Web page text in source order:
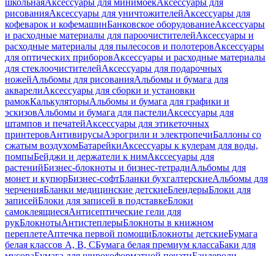
школьнаяАксессуары для минимоекАксессуары для
рисованияАксессуары для уничтожителейАксессуары для
кофеварок и кофемашинБанковское оборудованиеАксессуары
и расходные материалы для пароочистителейАксессуары и
расходные материалы для пылесосов и полотеровАксессуары
для оптических приборовАксессуары и расходные материалы
для стеклоочистителейАксессуары для подарочных
ножейАльбомы для рисованияАльбомы и бумага для
акварелиАксессуары для сборки и установки
рамокКалькуляторыАльбомы и бумага для графики и
эскизовАльбомы и бумага для пастелиАксессуары для
штампов и печатейАксессуары для этикеточных
принтеровАнтивирусыАэрогрили и электропечиБаллоны со
сжатым воздухомБатарейкиАксессуары к кулерам для воды,
помпыБейджи и держатели к нимАкссесуары для
растенийБизнес-блокноты и бизнес-тетрадиАльбомы для
монет и купюрБизнес-софтБланки бухгалтерскиеАльбомы для
черченияБланки медицинские детскиеБлендерыБлоки для
записейБлоки для записей в подставкеБлоки
самоклеящиесяАнтисептические гели для
рукБлокнотыАнтистеплерыБлокноты в книжном
переплетеАптечка первой помощиБлокноты детскиеБумага
белая классов А, В, СБумага белая премиум классаБаки для